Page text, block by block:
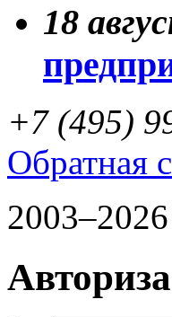
18
+7 (495)
Обратная